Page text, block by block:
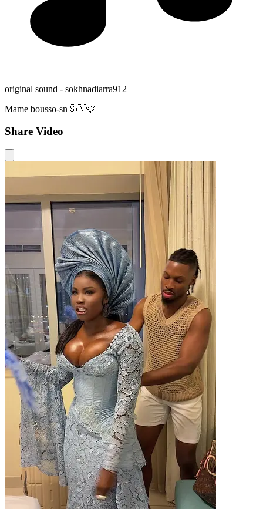
original sound - sokhnadiarra912
Mame bousso-sn🇸🇳🩷
Share Video